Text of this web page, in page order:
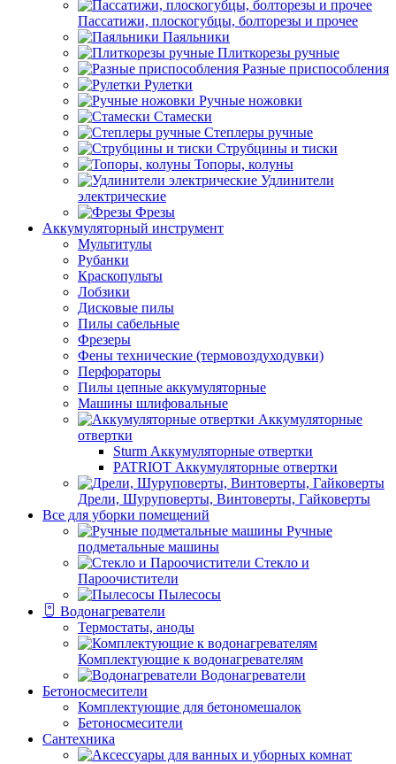
Пассатижи, плоскогубцы, болторезы и прочее
Паяльники
Плиткорезы ручные
Разные приспособления
Рулетки
Ручные ножовки
Стамески
Степлеры ручные
Струбцины и тиски
Топоры, колуны
Удлинители
электрические
Фрезы
Аккумуляторный инструмент
Мультитулы
Рубанки
Краскопульты
Лобзики
Дисковые пилы
Пилы сабельные
Фрезеры
Фены технические (термовоздуходувки)
Перфораторы
Пилы цепные аккумуляторные
Машины шлифовальные
Аккумуляторные
отвертки
Sturm Аккумуляторные отвертки
PATRIOT Аккумуляторные отвертки
Дрели, Шуруповерты, Винтоверты, Гайковерты
Все для уборки помещений
Ручные
подметальные машины
Стекло и
Пароочистители
Пылесосы
Водонагреватели
Термостаты, аноды
Комплектующие к водонагревателям
Водонагреватели
Бетоносмесители
Комплектующие для бетономешалок
Бетоносмесители
Сантехника